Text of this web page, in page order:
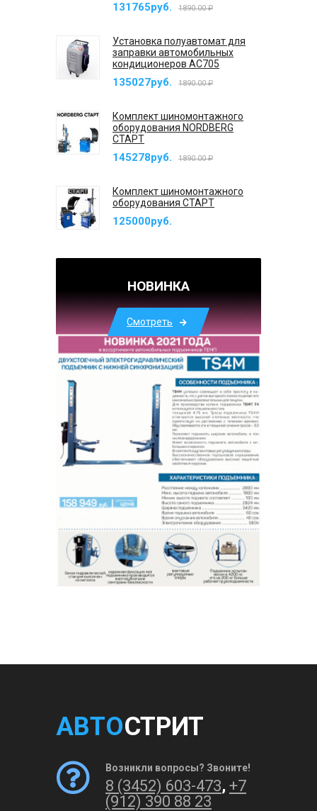
131765руб. 1890.00 ₽
Установка полуавтомат для
заправки автомобильных
кондиционеров AC705
135027руб. 1890.00 ₽
Комплект шиномонтажного
оборудования NORDBERG
СТАРТ
145278руб. 1890.00 ₽
Комплект шиномонтажного
оборудования СТАРТ
125000руб.
НОВИНКА
Смотреть
АВТОСТРИТ
Возникли вопросы? Звоните!
8 (3452) 603-473, +7
(912) 390 88 23